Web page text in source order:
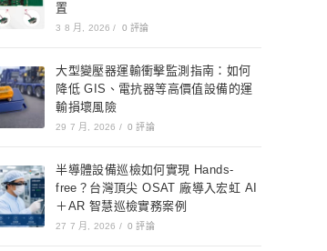
置
3 8 月, 2026 / 0 評論
大型變壓器運輸衝擊監測指南：如何
降低 GIS、電抗器等高價值設備的運
輸損壞風險
29 7 月, 2026 / 0 評論
半導體設備巡檢如何實現 Hands-
free？台灣頂尖 OSAT 廠導入宏虹 AI
＋AR 智慧巡檢實務案例
27 7 月, 2026 / 0 評論